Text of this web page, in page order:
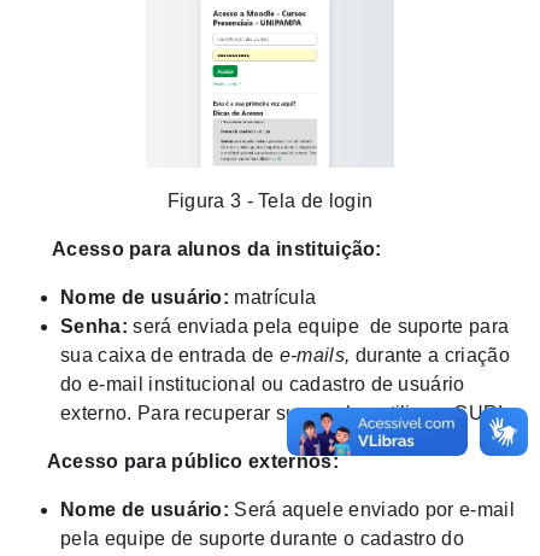
Figura 3 - Tela de login
Acesso para alunos da instituição:
Nome de usuário: matrícula
Senha: será enviada pela equipe de suporte para
sua caixa de entrada de e-mails, durante a criação
do e-mail institucional ou cadastro de usuário
externo. Para recuperar sua senha, utilize o GURI.
Acesso para público externos:
Nome de usuário: Será aquele enviado por e-mail
pela equipe de suporte durante o cadastro do